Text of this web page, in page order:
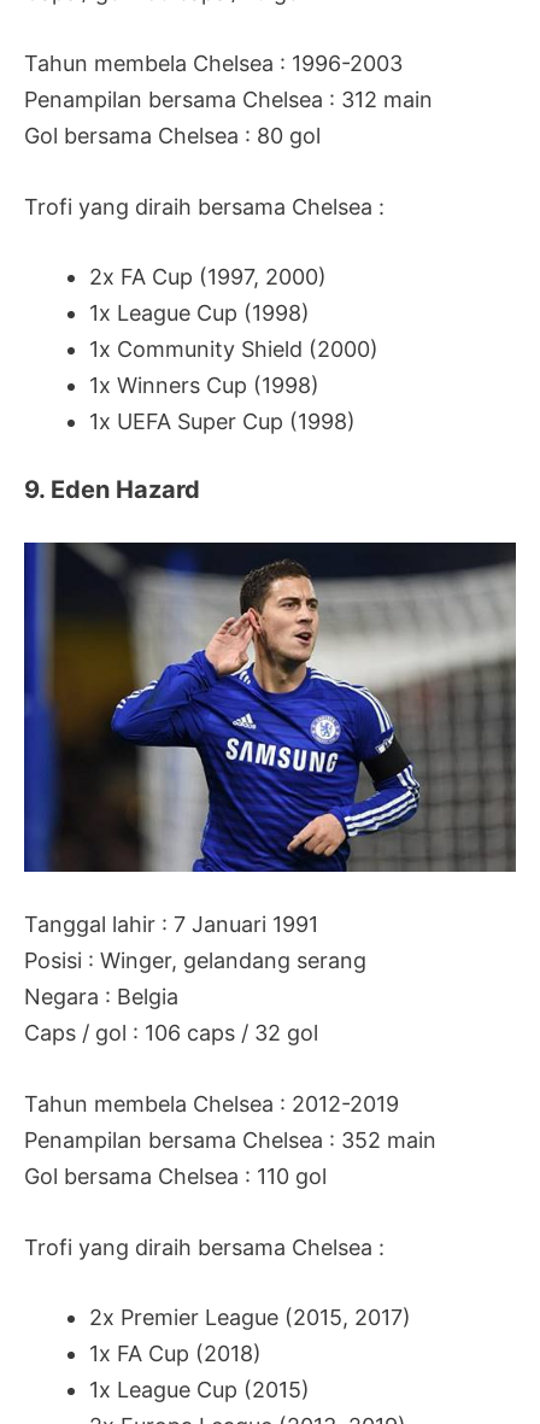
Tahun membela Chelsea : 1996-2003
Penampilan bersama Chelsea : 312 main
Gol bersama Chelsea : 80 gol
Trofi yang diraih bersama Chelsea :
2x FA Cup (1997, 2000)
1x League Cup (1998)
1x Community Shield (2000)
1x Winners Cup (1998)
1x UEFA Super Cup (1998)
9. Eden Hazard
Tanggal lahir : 7 Januari 1991
Posisi : Winger, gelandang serang
Negara : Belgia
Caps / gol : 106 caps / 32 gol
Tahun membela Chelsea : 2012-2019
Penampilan bersama Chelsea : 352 main
Gol bersama Chelsea : 110 gol
Trofi yang diraih bersama Chelsea :
2x Premier League (2015, 2017)
1x FA Cup (2018)
1x League Cup (2015)